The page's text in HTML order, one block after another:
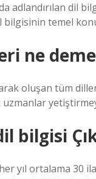
adlandırılan dil
bilgisinin temel
ne
oluşan tüm
uzmanlar
bilgisi
her yıl ortalama 30